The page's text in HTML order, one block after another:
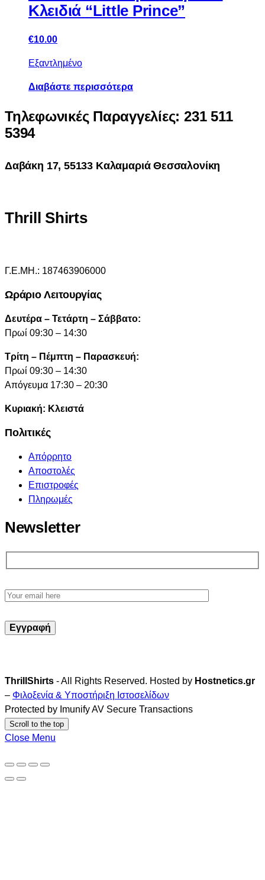
Κλειδιά “Little Prince”
€10.00
Εξαντλημένο
Διαβάστε περισσότερα
Τηλεφωνικές Παραγγελίες: 231 511
5394
Δαβάκη 17, 55133 Καλαμαριά Θεσσαλονίκη
Thrill Shirts
Γ.Ε.ΜΗ.: 187463906000
Ωράριο Λειτουργίας
Δευτέρα – Τετάρτη – Σάββατο:
Πρωί 09:30 – 14:30
Τρίτη – Πέμπτη – Παρασκευή:
Πρωί 09:30 – 14:30
Απόγευμα 17:30 – 20:30
Κυριακή: Κλειστά
Πολιτικές
Απόρρητο
Αποστολές
Επιστροφές
Πληρωμές
Newsletter
ThrillShirts - All Rights Reserved. Hosted by Hostnetics.gr
– Φιλοξενία & Υποστήριξη Ιστοσελίδων
Protected by Imunify AV Secure Transactions
Scroll to the top
Close Menu